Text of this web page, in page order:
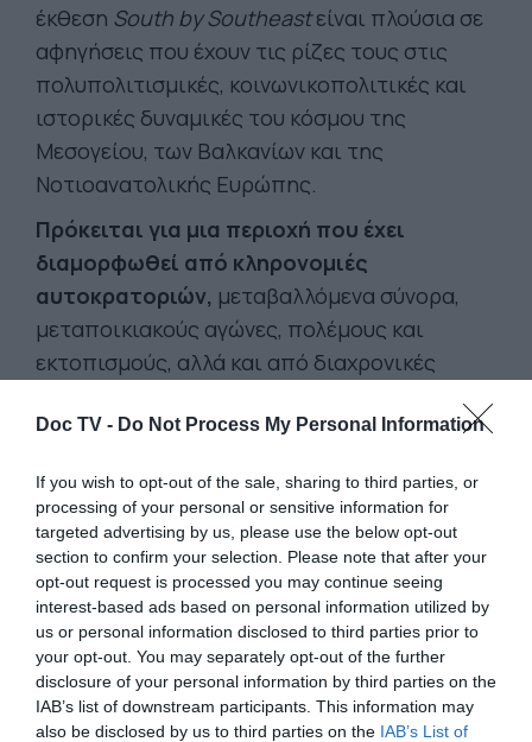
Doc TV - Do Not Process My Personal Information
If you wish to opt-out of the sale, sharing to third parties, or
processing of your personal or sensitive information for
targeted advertising by us, please use the below opt-out
section to confirm your selection. Please note that after your
opt-out request is processed you may continue seeing
interest-based ads based on personal information utilized by
us or personal information disclosed to third parties prior to
your opt-out. You may separately opt-out of the further
disclosure of your personal information by third parties on the
IAB’s list of downstream participants. This information may
also be disclosed by us to third parties on the IAB’s List of
έκθεση South by Southeastείναι πλούσια σε
αφηγήσεις που έχουν τις ρίζες τους στις
πολυπολιτισμικές, κοινωνικοπολιτικές και
ιστορικές δυναμικές του κόσμου της
Μεσογείου, των Βαλκανίων και της
Νοτιοανατολικής Ευρώπης.
Πρόκειται για μια περιοχή που έχει
διαμορφωθεί από κληρονομιές
αυτοκρατοριών, μεταβαλλόμενα σύνορα,
μεταποικιακούς αγώνες, πολέμους και
εκτοπισμούς, αλλά και από διαχρονικές
καλλιτεχνικής κυκλοφορίας και πνευματικών/
που παρουσιάζονται εδώ συνομιλούν με
αυτές τις δυναμικές, ανιχνεύοντας τον τρόπο
με τον οποίο η ιστορία αντηχεί στο παρόν
αλλά και το πώς η προσωπική μνήμη
διασταυρώνεται με το συλλογικό τραύμα και
την πολιτική πραγματικότητα. Επιμέλεια:
Κατερίνα Γρέγου